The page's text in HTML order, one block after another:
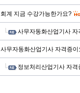
회계 지금 수강가능한가요?
사무자동화산업기사 자
사무자동화산업기사 자격증이
정보처리산업기사 자격